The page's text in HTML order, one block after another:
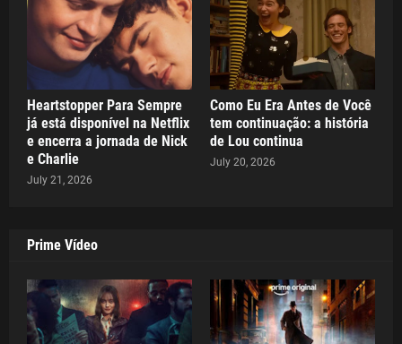
Heartstopper Para Sempre
já está disponível na Netflix
e encerra a jornada de Nick
e Charlie
July 21, 2026
Como Eu Era Antes de Você
tem continuação: a história
de Lou continua
July 20, 2026
Prime Vídeo